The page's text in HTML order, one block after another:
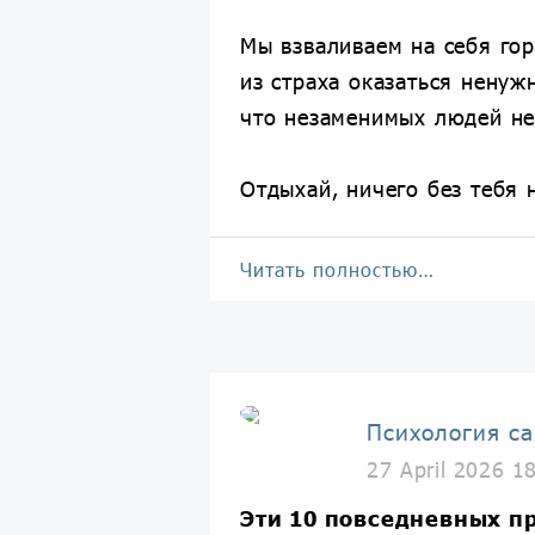
Мы взваливаем на себя
из страха оказаться
что незаменимых людей
Отдыхай, ничего без тебя
Читать полностью…
Психология
27 April 2026
Эти 10 повседневных